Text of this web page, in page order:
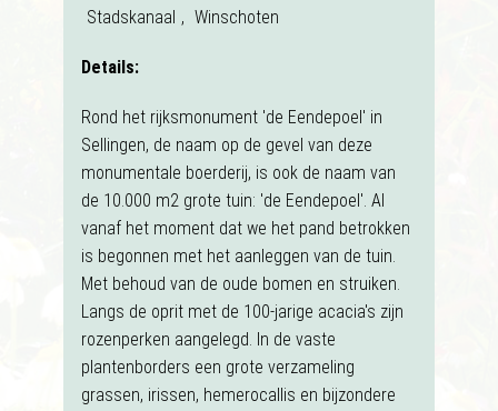
Stadskanaal , Winschoten
Details:
Rond het rijksmonument 'de Eendepoel' in
Sellingen, de naam op de gevel van deze
monumentale boerderij, is ook de naam van
de 10.000 m2 grote tuin: 'de Eendepoel'. Al
vanaf het moment dat we het pand betrokken
is begonnen met het aanleggen van de tuin.
Met behoud van de oude bomen en struiken.
Langs de oprit met de 100-jarige acacia's zijn
rozenperken aangelegd. In de vaste
plantenborders een grote verzameling
grassen, irissen, hemerocallis en bijzondere